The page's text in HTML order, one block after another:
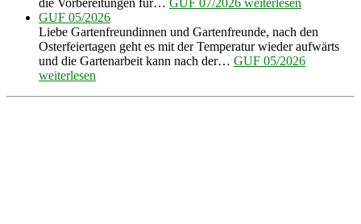
die Vorbereitungen für… GUF 07/2026 weiterlesen
GUF 05/2026
Liebe Gartenfreundinnen und Gartenfreunde, nach den
Osterfeiertagen geht es mit der Temperatur wieder aufwärts
und die Gartenarbeit kann nach der… GUF 05/2026
weiterlesen